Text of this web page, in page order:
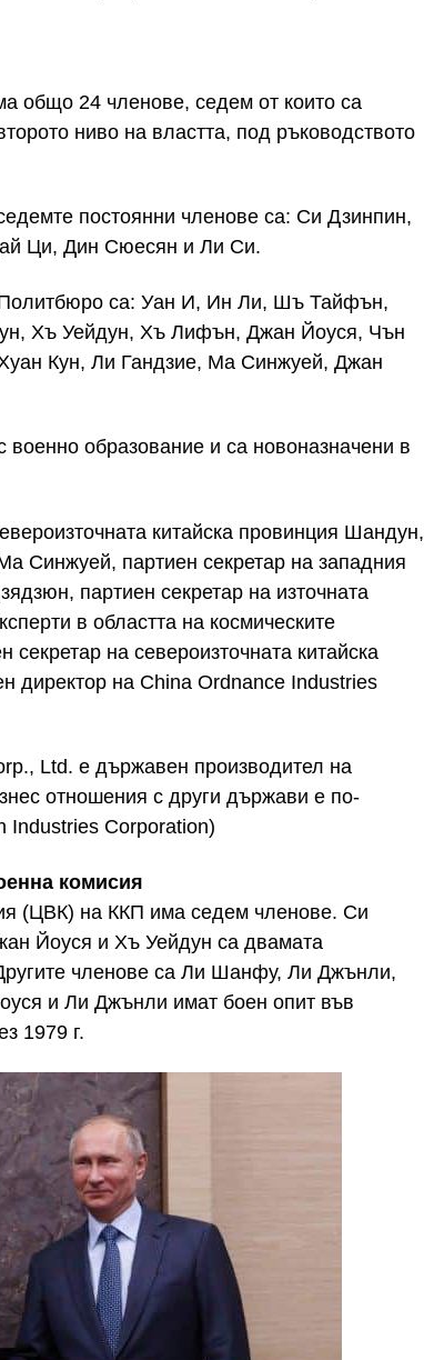
общо 24 членове, седем от които са
ниво на властта, под ръководството
постоянни членове са: Си Дзинпин,
Ци, Дин Сюесян и Ли Си.
Политбюро са: Уан И, Ин Ли, Шъ Тайфън,
Хъ Уейдун, Хъ Лифън, Джан Йоуся, Чън
Кун, Ли Гандзие, Ма Синжуей, Джан
образование и са новоназначени в
китайска провинция Шандун,
Синжуей, партиен секретар на западния
партиен секретар на източната
в областта на космическите
на североизточната китайска
директор на China Ordnance Industries
Ltd. е държавен производител на
отношения с други държави е по-
Industries Corporation)
комисия
(ЦВК) на ККП има седем членове. Си
Йоуся и Хъ Уейдун са двамата
членове са Ли Шанфу, Ли Джънли,
и Ли Джънли имат боен опит във
1979 г.